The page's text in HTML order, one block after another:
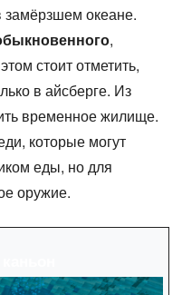
замёрзшем океане.
,
стоит отметить,
в айсберге. Из
временное жилище.
которые могут
еды, но для
оружие.